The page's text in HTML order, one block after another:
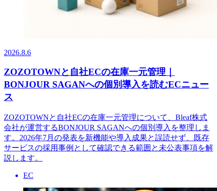
2026.8.6
ZOZOTOWNと自社ECの在庫一元管理｜
BONJOUR SAGANへの個別導入を読むECニュー
ス
ZOZOTOWNと自社ECの在庫一元管理について、Bleaf株式
会社が運営するBONJOUR SAGANへの個別導入を整理しま
す。2026年7月の発表を新機能や導入成果と誤読せず、既存
サービスの採用事例として確認できる範囲と未公表事項を解
説します。
EC